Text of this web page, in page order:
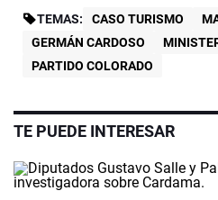
TEMAS: CASO TURISMO
GERMÁN CARDOSO
PARTIDO COLORADO
TE PUEDE INTERESAR